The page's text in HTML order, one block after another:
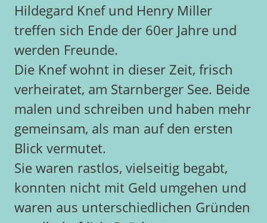
Hildegard Knef und Henry Miller
treffen sich Ende der 60er Jahre und
werden Freunde.
Die Knef wohnt in dieser Zeit, frisch
verheiratet, am Starnberger See. Beide
malen und schreiben und haben mehr
gemeinsam, als man auf den ersten
Blick vermutet.
Sie waren rastlos, vielseitig begabt,
konnten nicht mit Geld umgehen und
waren aus unterschiedlichen Gründen